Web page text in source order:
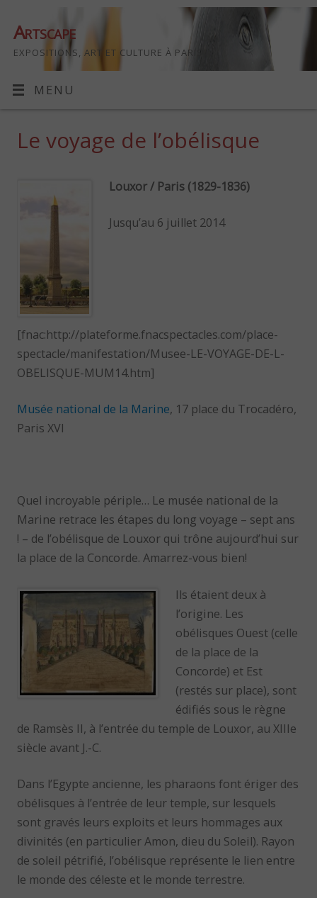
Artscape
EXPOSITIONS, ART ET CULTURE À PARIS
MENU
Le voyage de l’obélisque
Louxor / Paris (1829-1836)
Jusqu’au 6 juillet 2014
[fnac:http://plateforme.fnacspectacles.com/place-
spectacle/manifestation/Musee-LE-VOYAGE-DE-L-
OBELISQUE-MUM14.htm]
Musée national de la Marine, 17 place du Trocadéro,
Paris XVI
Quel incroyable périple… Le musée national de la
Marine retrace les étapes du long voyage – sept ans
! – de l’obélisque de Louxor qui trône aujourd’hui sur
la place de la Concorde. Amarrez-vous bien!
Ils étaient deux à
l’origine. Les
obélisques Ouest (celle
de la place de la
Concorde) et Est
(restés sur place), sont
édifiés sous le règne
de Ramsès II, à l’entrée du temple de Louxor, au XIIIe
siècle avant J.-C.
Dans l’Egypte ancienne, les pharaons font ériger des
obélisques à l’entrée de leur temple, sur lesquels
sont gravés leurs exploits et leurs hommages aux
divinités (en particulier Amon, dieu du Soleil). Rayon
de soleil pétrifié, l’obélisque représente le lien entre
le monde des céleste et le monde terrestre.